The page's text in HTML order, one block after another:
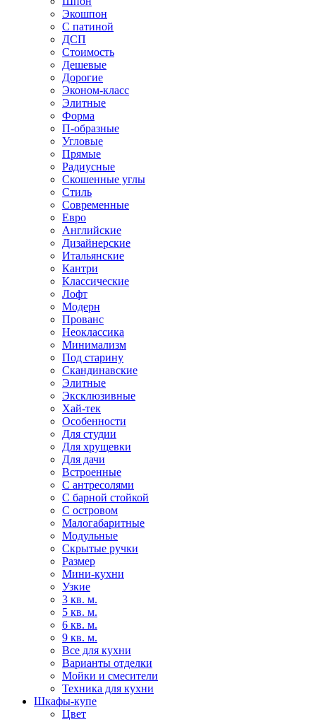
Экошпон
С патиной
ДСП
Стоимость
Дешевые
Дорогие
Эконом-класс
Элитные
Форма
П-образные
Угловые
Прямые
Радиусные
Скошенные углы
Стиль
Современные
Евро
Английские
Дизайнерские
Итальянские
Кантри
Классические
Лофт
Модерн
Прованс
Неоклассика
Минимализм
Под старину
Скандинавские
Элитные
Эксклюзивные
Хай-тек
Особенности
Для студии
Для хрущевки
Для дачи
Встроенные
С антресолями
С барной стойкой
С островом
Малогабаритные
Модульные
Скрытые ручки
Размер
Мини-кухни
Узкие
3 кв. м.
5 кв. м.
6 кв. м.
9 кв. м.
Все для кухни
Варианты отделки
Мойки и смесители
Техника для кухни
Шкафы-купе
Цвет